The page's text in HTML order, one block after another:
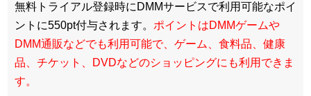
無料トライアル登録時にDMMサービスで利用可能なポイ
ントに550pt付与されます。 ポイントはDMMゲームや
DMM通販などでも利用可能で、ゲーム、食料品、健康
品、チケット、DVDなどのショッピングにも利用できま
す。